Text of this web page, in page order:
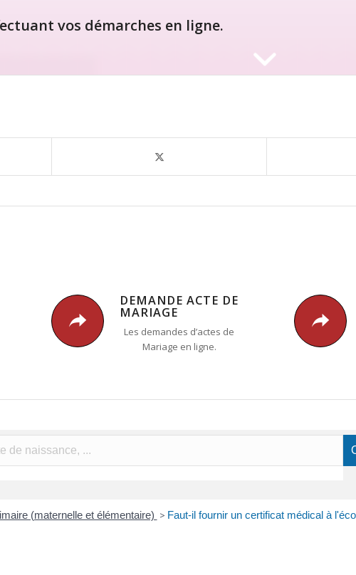
vos démarches en ligne.
DEMANDE ACTE DE
MARIAGE
Les demandes d’actes de
Mariage en ligne.
(maternelle et élémentaire) > Faut-il fournir un certificat médical à